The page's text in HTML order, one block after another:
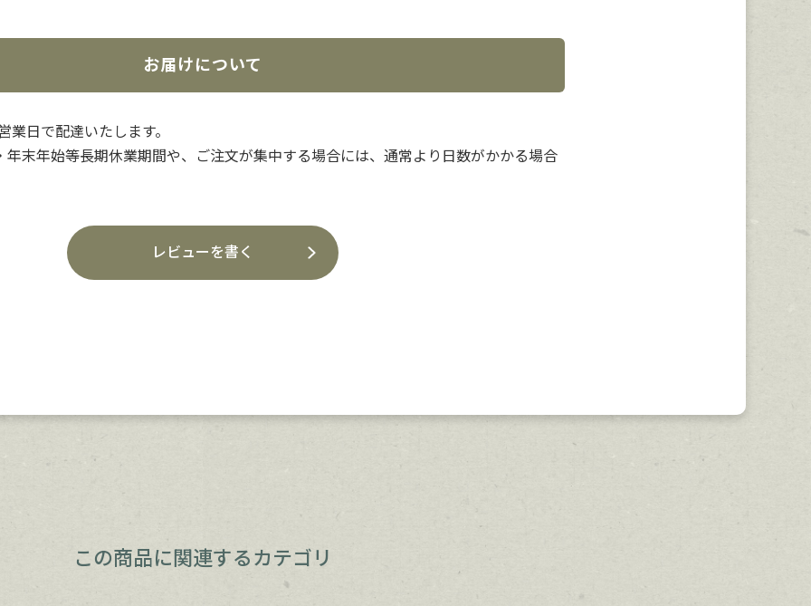
お届けについて
日で配達いたします。
年末年始等長期休業期間や、ご注文が集中する場合には、通常より日数がかかる場合
レビューを書く
この商品に関連するカテゴリ